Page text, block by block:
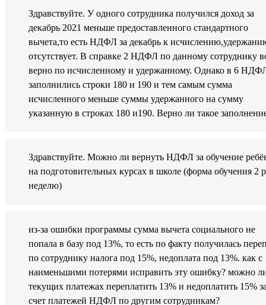
Здравствуйте. У одного сотрудника получился доход за
декабрь 2021 меньше предоставленного стандартного
вычета,то есть НДФЛ за декабрь к
отсутствует. В справке 2 НДФЛ по данному сотруднику
верно по исчисленному и удержанному. Однако в 6
заполнились строки 180 и 190 и тем самым сумма
исчисленного меньше суммы удержанного на сумму
указанную в строках 180 и190. Верно ли такое
Здравствуйте. Можно ли вернуть НДФЛ за обучение
на подготовительных курсах в школе (форма обучения 2
неделю)
из-за ошибки программы сумма вычета социального не
попала в базу под 13%, то есть по факту получилась
по сотруднику налога под 15%, недоплата под 13%. как с
наименьшими потерями исправить эту ошибку? можно
текущих платежах переплатить 13% и недоплатить 15%
счет платежей НДФЛ по другим сотрудникам?